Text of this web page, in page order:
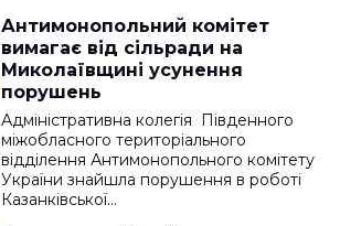
Антимонопольний комітет
вимагає від сільради на
Миколаївщині усунення
порушень
Адміністративна колегія Південного
міжобласного територіального
відділення Антимонопольного комітету
України знайшла порушення в роботі
Казанківської…